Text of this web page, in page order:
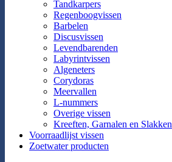
Tandkarpers
Regenboogvissen
Barbelen
Discusvissen
Levendbarenden
Labyrintvissen
Algeneters
Corydoras
Meervallen
L-nummers
Overige vissen
Kreeften, Garnalen en Slakken
Voorraadlijst vissen
Zoetwater producten